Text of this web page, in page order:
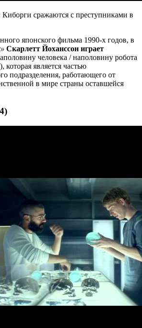
Киборги сражаются с преступниками в
японского фильма 1990-х годов, в
Скарлетт Йоханссон играет
человека / наполовину робота
является частью
подразделения, работающего от
в мире страны оставшейся